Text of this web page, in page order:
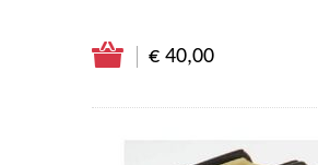
€ 40,00